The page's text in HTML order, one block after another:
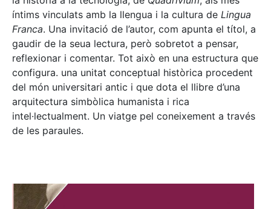
íntims vinculats amb la llengua i la cultura de Lingua
Franca. Una invitació de l’autor, com apunta el títol, a
gaudir de la seua lectura, però sobretot a pensar,
reflexionar i comentar. Tot això en una estructura que
configura. una unitat conceptual històrica procedent
del món universitari antic i que dota el llibre d’una
arquitectura simbòlica humanista i rica
intel·lectualment. Un viatge pel coneixement a través
de les paraules.